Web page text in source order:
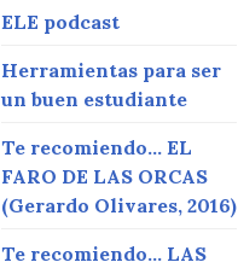
ELE podcast
Herramientas para ser
un buen estudiante
Te recomiendo… EL
FARO DE LAS ORCAS
(Gerardo Olivares, 2016)
Te recomiendo… LAS